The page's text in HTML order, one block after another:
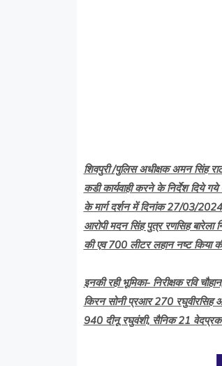
शिवपुरी /पुलिस अधीक्षक अमन सिंह
कडी कार्यवाही करने के निर्देश दिये
के मार्ग दर्शन में दिनांक 27/03/
आरोपी मदन सिंह पुत्र रणसिह
की एव 700 लीटर लहान नष्ट किया
इनकी रही भूमिका- निरीक्षक रवि
किरन सोनी प्रआर 270
940 दीनू रघुवंशी, सैनिक 21